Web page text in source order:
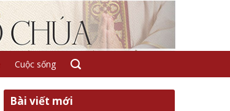
Cuộc sống
Bài viết mới